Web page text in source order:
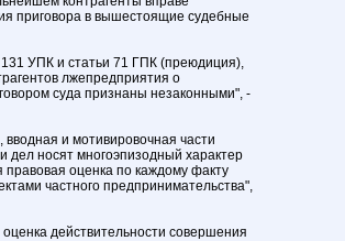
приговора в вышестоящие судебные
131 УПК и статьи 71 ГПК (преюдиция),
лжепредприятия о
суда признаны незаконными", -
вводная и мотивировочная части
дел носят многоэпизодный характер
правовая оценка по каждому факту
частного предпринимательства",
действительности совершения